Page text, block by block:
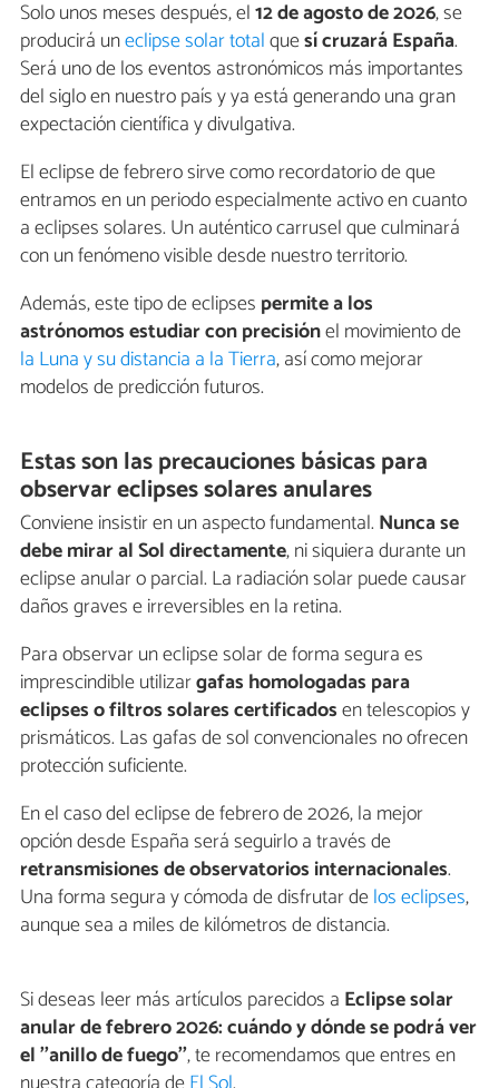
Solo unos meses después, el12 de agosto de 2026, se
producirá uneclipse solar totalquesí cruzará España.
Será uno de los eventos astronómicos más importantes
del siglo en nuestro país y ya está generando una gran
expectación científica y divulgativa.
El eclipse de febrero sirve como recordatorio de que
entramos en un periodo especialmente activo en cuanto
a eclipses solares. Un auténtico carrusel que culminará
con un fenómeno visible desde nuestro territorio.
Además, este tipo de eclipses permite a los
astrónomos estudiar con precisiónel movimiento de
la Luna y su distancia a la Tierra, así como mejorar
modelos de predicción futuros.
Estas son las precauciones básicas para
observar eclipses solares anulares
Conviene insistir en un aspecto fundamental. Nunca se
debe mirar al Sol directamente, ni siquiera durante un
eclipse anular o parcial. La radiación solar puede causar
daños graves e irreversibles en la retina.
Para observar un eclipse solar de forma segura es
imprescindible utilizargafas homologadas para
eclipses o filtros solares certificadosen telescopios y
prismáticos. Las gafas de sol convencionales no ofrecen
protección suficiente.
En el caso del eclipse de febrero de 2026, la mejor
opción desde España será seguirlo a través de
retransmisiones de observatorios internacionales.
Una forma segura y cómoda de disfrutar delos eclipses,
aunque sea a miles de kilómetros de distancia.
Si deseas leer más artículos parecidos a Eclipse solar
anular de febrero 2026: cuándo y dónde se podrá ver
el ''anillo de fuego'', te recomendamos que entres en